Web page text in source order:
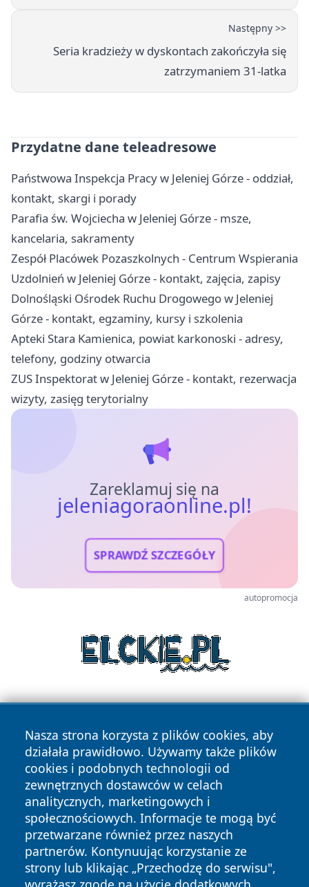
Następny >>
Seria kradzieży w dyskontach zakończyła się
zatrzymaniem 31-latka
Przydatne dane teleadresowe
Państwowa Inspekcja Pracy w Jeleniej Górze - oddział,
kontakt, skargi i porady
Parafia św. Wojciecha w Jeleniej Górze - msze,
kancelaria, sakramenty
Zespół Placówek Pozaszkolnych - Centrum Wspierania
Uzdolnień w Jeleniej Górze - kontakt, zajęcia, zapisy
Dolnośląski Ośrodek Ruchu Drogowego w Jeleniej
Górze - kontakt, egzaminy, kursy i szkolenia
Apteki Stara Kamienica, powiat karkonoski - adresy,
telefony, godziny otwarcia
ZUS Inspektorat w Jeleniej Górze - kontakt, rezerwacja
wizyty, zasięg terytorialny
Zareklamuj się na
jeleniagoraonline.pl!
SPRAWDŹ SZCZEGÓŁY
autopromocja
Nasza strona korzysta z plików cookies, aby
działała prawidłowo. Używamy także plików
cookies i podobnych technologii od
zewnętrznych dostawców w celach
analitycznych, marketingowych i
społecznościowych. Informacje te mogą być
przetwarzane również przez naszych
partnerów. Kontynuując korzystanie ze
strony lub klikając „Przechodzę do serwisu",
Copyright © 2026 jeleniagoraonline.pl Wszystkie prawa
zastrzeżone.
News Autorzy
Polityka
Prywatności
Polityka
Cookies